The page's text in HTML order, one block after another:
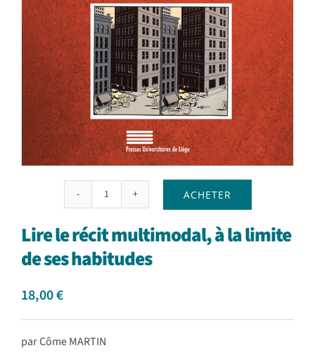
quantité
Lire
le
récit
limite
de
ACHETER
Lire le récit multimodal, à la limite
de ses habitudes
18,00€
par Côme MARTIN